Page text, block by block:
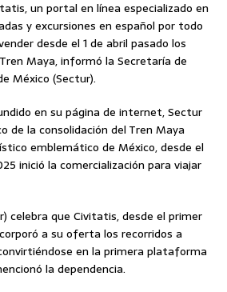
un portal en línea especializado en
y excursiones en español por todo
desde el 1 de abril pasado los
Maya, informó la Secretaría de
México (Sectur).
en su página de internet, Sectur
de la consolidación del Tren Maya
emblemático de México, desde el
inició la comercialización para viajar
celebra que Civitatis, desde el primer
a su oferta los recorridos a
en la primera plataforma
la dependencia.